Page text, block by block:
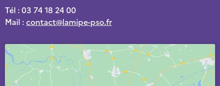
Tél : 03 74 18 24 00
Mail :contact@lamipe-pso.fr